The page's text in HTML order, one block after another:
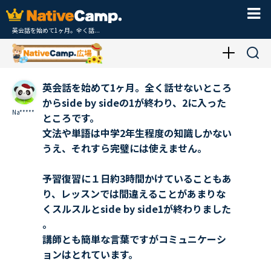
英会話を始めて1ヶ月。全く話...
Na*****
英会話を始めて1ヶ月。全く話せないところ
からside by sideの1が終わり、2に入った
ところです。
文法や単語は中学2年生程度の知識しかない
うえ、それすら完璧には使えません。
予習復習に１日約3時間かけていることもあ
り、レッスンでは間違えることがあまりな
くスルスルとside by side1が終わりました
。
講師とも簡単な言葉ですがコミュニケーシ
ョンはとれています。